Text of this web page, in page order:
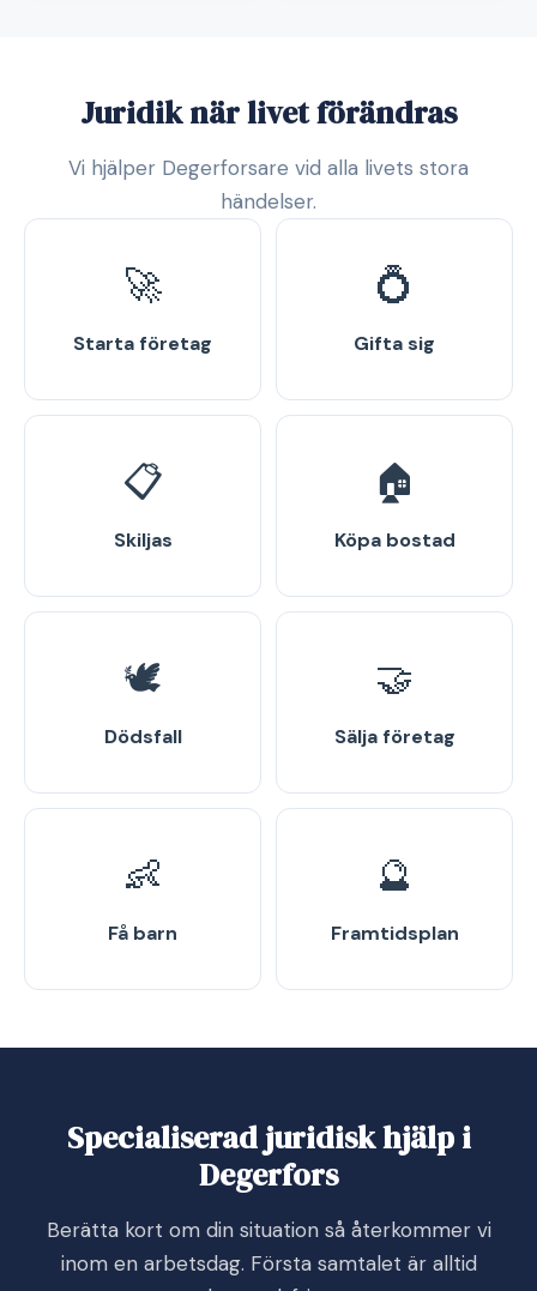
Juridik när livet förändras
Vi hjälper Degerforsare vid alla livets stora
händelser.
🚀
Starta företag
💍
Gifta sig
📋
Skiljas
🏠
Köpa bostad
🕊️
Dödsfall
🤝
Sälja företag
👶
Få barn
🔮
Framtidsplan
Specialiserad juridisk hjälp i
Degerfors
Berätta kort om din situation så återkommer vi
inom en arbetsdag. Första samtalet är alltid